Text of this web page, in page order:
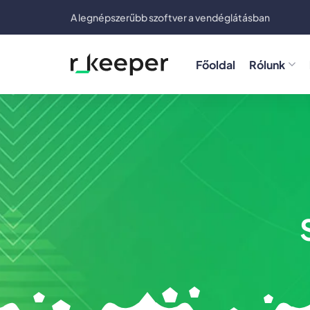
A legnépszerűbb szoftver a vendéglátásban
Főoldal Rólunk